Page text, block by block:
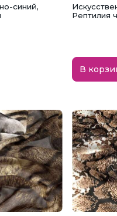
синий,
Рептилия
В